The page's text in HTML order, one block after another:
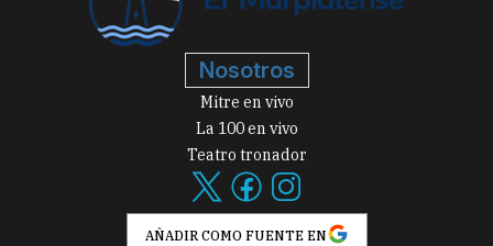
Nosotros
Mitre en vivo
La 100 en vivo
Teatro tronador
AÑADIR COMO FUENTE EN